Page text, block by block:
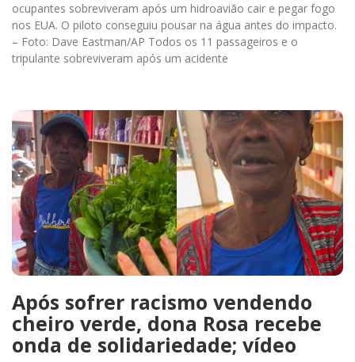
ocupantes sobreviveram após um hidroavião cair e pegar fogo
nos EUA. O piloto conseguiu pousar na água antes do impacto.
– Foto: Dave Eastman/AP Todos os 11 passageiros e o
tripulante sobreviveram após um acidente
Após sofrer racismo vendendo
cheiro verde, dona Rosa recebe
onda de solidariedade; vídeo